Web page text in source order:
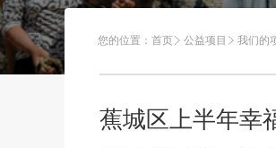
您的位置： 首页 公益项目 我们的
蕉城区上半年幸